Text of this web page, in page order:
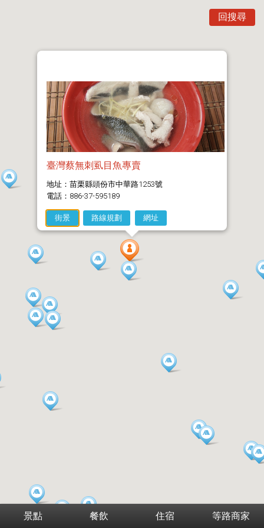
景點 餐飲 住宿 等路商家
回搜尋
臺灣蔡無刺虱目魚專賣
地址：苗栗縣頭份市中華路1253號
電話：886-37-595189
街景 路線規劃 網址